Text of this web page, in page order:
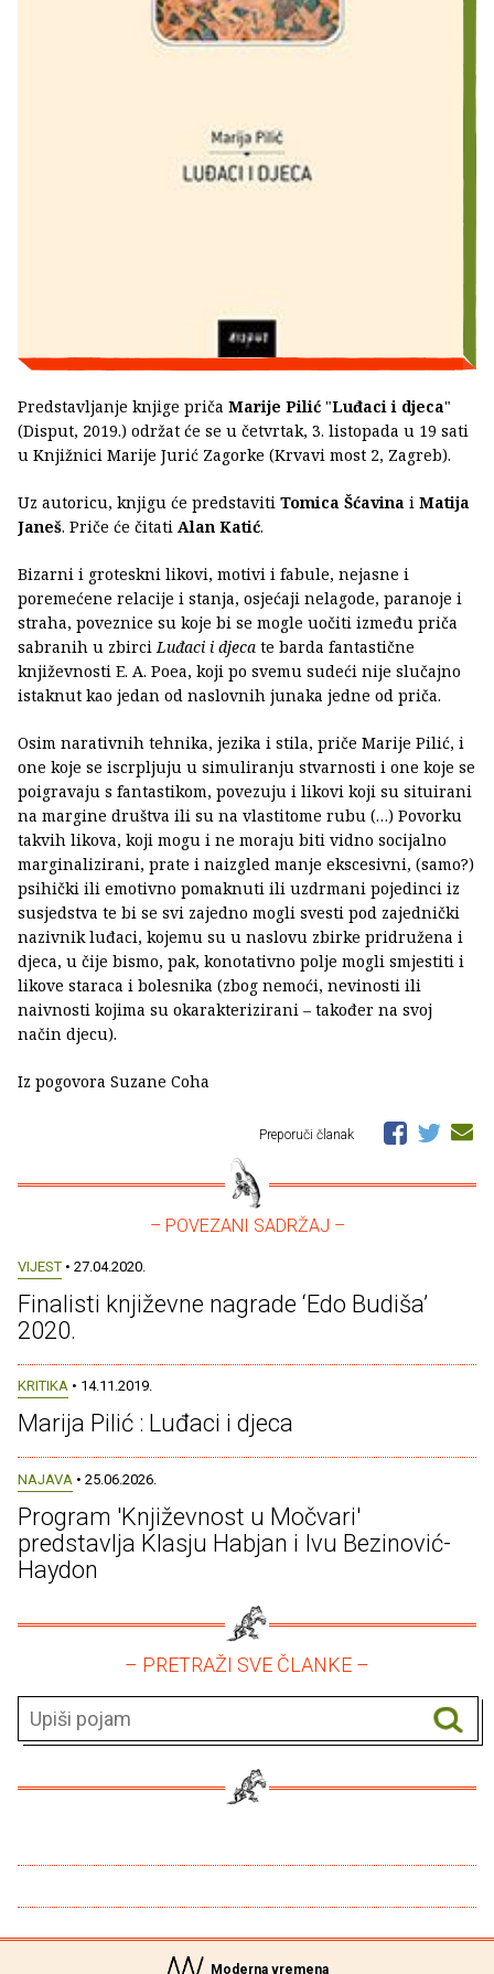
Predstavljanje knjige priča Marije Pilić "Luđaci i djeca"
(Disput, 2019.) održat će se u četvrtak, 3. listopada u 19 sati
u Knjižnici Marije Jurić Zagorke (Krvavi most 2, Zagreb).
Uz autoricu, knjigu će predstaviti Tomica Šćavina i Matija
Janeš. Priče će čitati Alan Katić.
Bizarni i groteskni likovi, motivi i fabule, nejasne i
poremećene relacije i stanja, osjećaji nelagode, paranoje i
straha, poveznice su koje bi se mogle uočiti između priča
sabranih u zbirciLuđaci i djeca te barda fantastične
književnosti E. A. Poea, koji po svemu sudeći nije slučajno
istaknut kao jedan od naslovnih junaka jedne od priča.
Osim narativnih tehnika, jezika i stila, priče Marije Pilić, i
one koje se iscrpljuju u simuliranju stvarnosti i one koje se
poigravaju s fantastikom, povezuju i likovi koji su situirani
na margine društva ili su na vlastitome rubu (…) Povorku
takvih likova, koji mogu i ne moraju biti vidno socijalno
marginalizirani, prate i naizgled manje ekscesivni, (samo?)
psihički ili emotivno pomaknuti ili uzdrmani pojedinci iz
susjedstva te bi se svi zajedno mogli svesti pod zajednički
nazivnik luđaci, kojemu su u naslovu zbirke pridružena i
djeca, u čije bismo, pak, konotativno polje mogli smjestiti i
likove staraca i bolesnika (zbog nemoći, nevinosti ili
naivnosti kojima su okarakterizirani – također na svoj
način djecu).
Iz pogovora Suzane Coha
Preporuči članak
– POVEZANI SADRŽAJ –
VIJEST • 27.04.2020.
Finalisti književne nagrade ‘Edo Budiša’
2020.
KRITIKA • 14.11.2019.
Marija Pilić : Luđaci i djeca
NAJAVA • 25.06.2026.
Program 'Književnost u Močvari'
predstavlja Klasju Habjan i Ivu Bezinović-
Haydon
– PRETRAŽI SVE ČLANKE –
Moderna vremena